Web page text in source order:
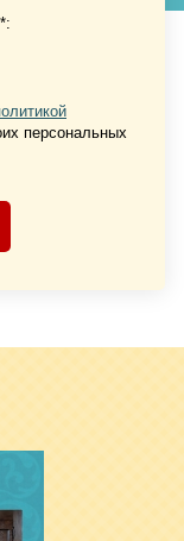
персональных